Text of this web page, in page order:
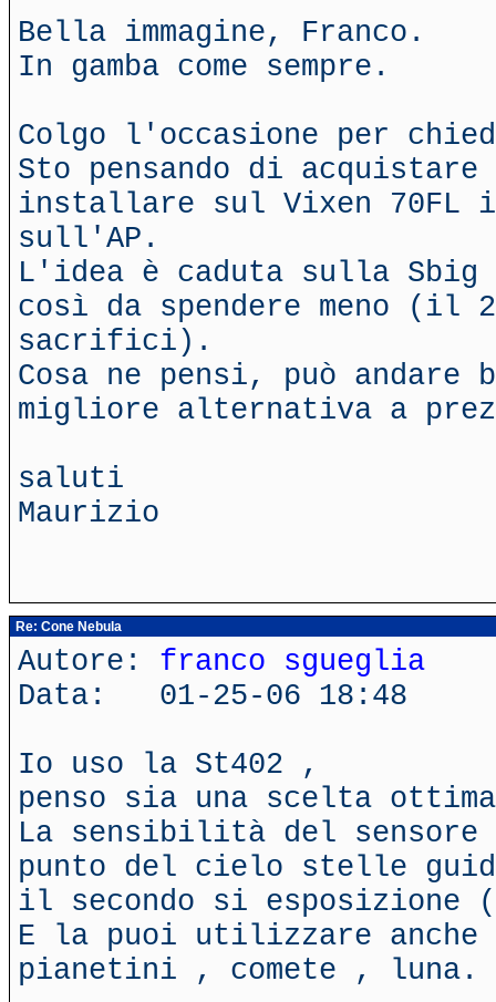
Bella immagine, Franco.
In gamba come sempre.
Colgo l'occasione per
Sto pensando di
installare sul Vixen 70FL
sull'AP.
L'idea è caduta sulla Sbig
così da spendere meno (il
sacrifici).
Cosa ne pensi, può
migliore alternativa a
saluti
Maurizio
Re: Cone Nebula
Autore: franco sgueglia
Data: 01-25-06 18:48
Io uso la St402 ,
penso sia una scelta
La sensibilità del
punto del cielo stelle
il secondo si
E la puoi utilizzare
pianetini , comete , luna.